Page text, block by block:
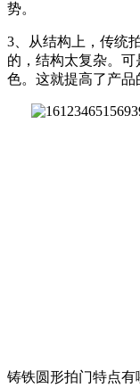
势。
3、从结构上，传统
的，结构太复杂。
色。这就提高了产品
铸铁圆形拍门特点有